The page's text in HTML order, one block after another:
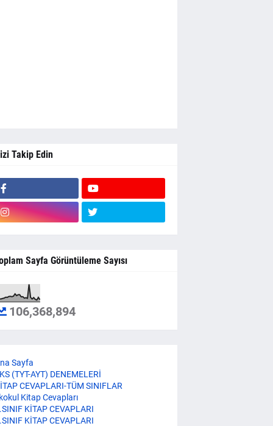
Takip Edin
Sayfa Görüntüleme Sayısı
106,368,894
Sayfa
(TYT-AYT) DENEMELERİ
CEVAPLARI-TÜM SINIFLAR
Kitap Cevapları
KİTAP CEVAPLARI
KİTAP CEVAPLARI